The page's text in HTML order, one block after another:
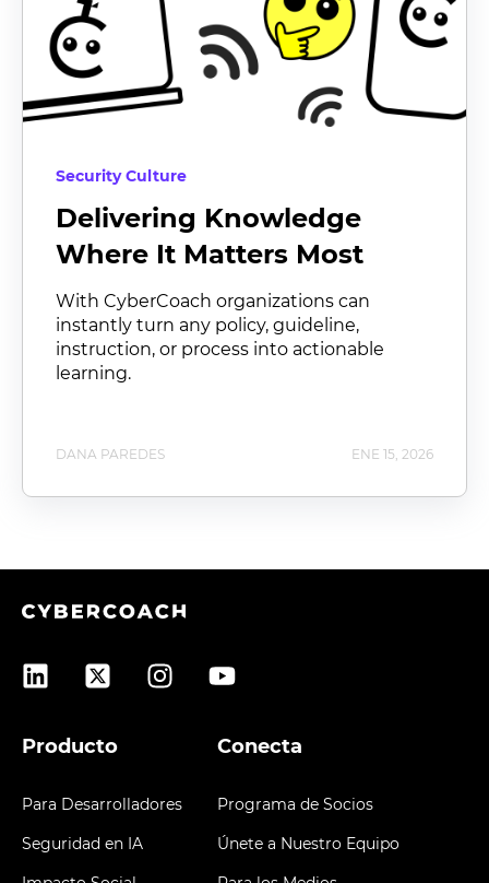
Security Culture
Delivering Knowledge
Where It Matters Most
With CyberCoach organizations can
instantly turn any policy, guideline,
instruction, or process into actionable
learning.
DANA PAREDES ENE 15, 2026
Producto
Para Desarrolladores
Seguridad en IA
Conecta
Programa de Socios
Únete a Nuestro Equipo